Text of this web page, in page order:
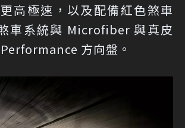
高極速，以及配備紅色煞車
車系統與 Microfiber 與真皮
方向盤。